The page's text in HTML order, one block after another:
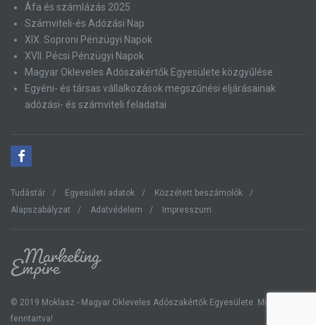
Áfa és számlázás 2025
Számviteli-és Adózási Nap
XIX. Soproni Pénzügyi Napok
XVII. Pécsi Pénzügyi Napok
Magyar Okleveles Adószakértők Egyesülete közgyűlése
Egyéni- és társas vállalkozások megszűnési eljárásainak
adózási- és számviteli feladatai
Tudástár Egyesületi adatok
Közzétett beszámolók
Alapszabályzat
Adatvédelem Impresszum
© 2019 Moklasz - Magyar Okleveles Adószakértők Egyesülete. Minden jog
fenntartva!